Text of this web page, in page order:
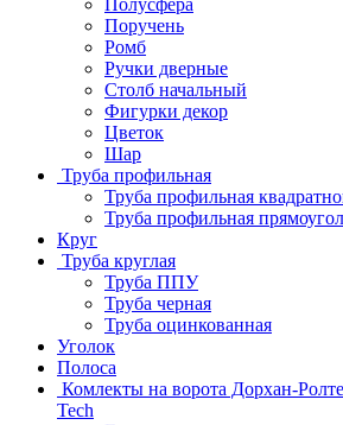
Полусфера
Поручень
Ромб
Ручки дверные
Столб начальный
Фигурки декор
Цветок
Шар
Труба профильная
Труба профильная
Труба профильная
Круг
Труба круглая
Труба ППУ
Труба черная
Труба оцинкованная
Уголок
Полоса
Комлекты на ворота Дорхан-
Tech